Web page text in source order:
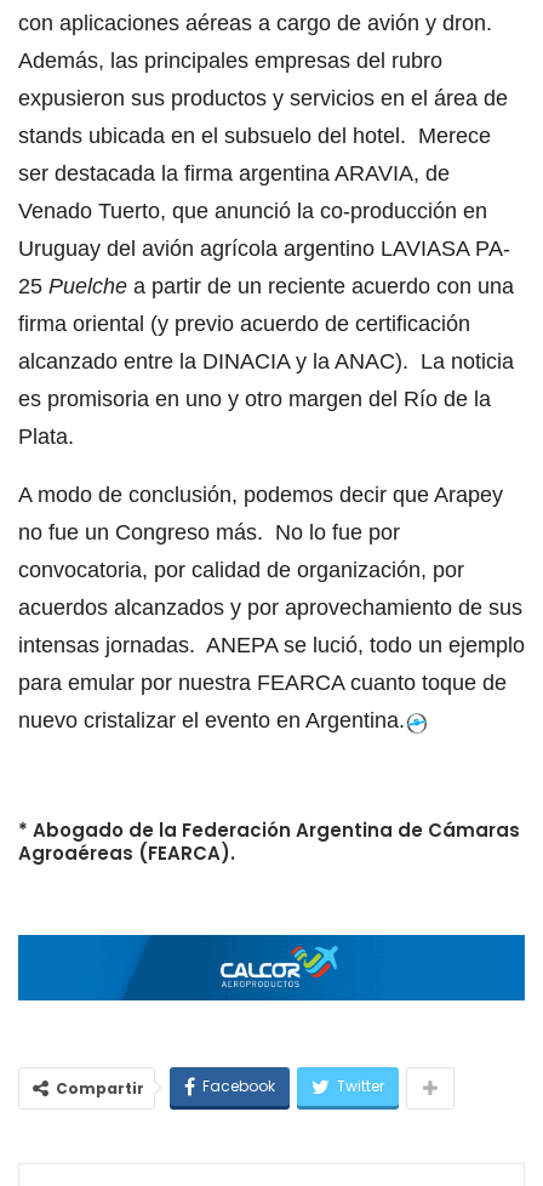
con aplicaciones aéreas a cargo de avión y dron.
Además, las principales empresas del rubro
expusieron sus productos y servicios en el área de
stands ubicada en el subsuelo del hotel. Merece
ser destacada la firma argentina ARAVIA, de
Venado Tuerto, que anunció la co-producción en
Uruguay del avión agrícola argentino LAVIASA PA-
25 Puelche a partir de un reciente acuerdo con una
firma oriental (y previo acuerdo de certificación
alcanzado entre la DINACIA y la ANAC). La noticia
es promisoria en uno y otro margen del Río de la
Plata.
A modo de conclusión, podemos decir que Arapey
no fue un Congreso más. No lo fue por
convocatoria, por calidad de organización, por
acuerdos alcanzados y por aprovechamiento de sus
intensas jornadas. ANEPA se lució, todo un ejemplo
para emular por nuestra FEARCA cuanto toque de
nuevo cristalizar el evento en Argentina.
* Abogado de la Federación Argentina de Cámaras
Agroaéreas (FEARCA).
Compartir Facebook Twitter